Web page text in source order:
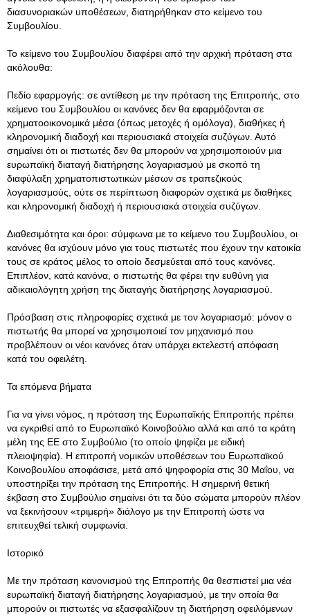
διασυνοριακών υποθέσεων, διατηρήθηκαν στο κείμενο του
Συμβουλίου.
Το κείμενο του Συμβουλίου διαφέρει από την αρχική πρόταση στα
ακόλουθα:
Πεδίο εφαρμογής: σε αντίθεση με την πρόταση της Επιτροπής, στο
κείμενο του Συμβουλίου οι κανόνες δεν θα εφαρμόζονται σε
χρηματοοικονομικά μέσα (όπως μετοχές ή ομόλογα), διαθήκες ή
κληρονομική διαδοχή και περιουσιακά στοιχεία συζύγων. Αυτό
σημαίνει ότι οι πιστωτές δεν θα μπορούν να χρησιμοποιούν μια
ευρωπαϊκή διαταγή διατήρησης λογαριασμού με σκοπό τη
διαφύλαξη χρηματοπιστωτικών μέσων σε τραπεζικούς
λογαριασμούς, ούτε σε περίπτωση διαφορών σχετικά με διαθήκες
και κληρονομική διαδοχή ή περιουσιακά στοιχεία συζύγων.
Διαθεσιμότητα και όροι: σύμφωνα με το κείμενο του Συμβουλίου, οι
κανόνες θα ισχύουν μόνο για τους πιστωτές που έχουν την κατοικία
τους σε κράτος μέλος το οποίο δεσμεύεται από τους κανόνες.
Επιπλέον, κατά κανόνα, ο πιστωτής θα φέρει την ευθύνη για
αδικαιολόγητη χρήση της διαταγής διατήρησης λογαριασμού.
Πρόσβαση στις πληροφορίες σχετικά με τον λογαριασμό: μόνον ο
πιστωτής θα μπορεί να χρησιμοποιεί τον μηχανισμό που
προβλέπουν οι νέοι κανόνες όταν υπάρχει εκτελεστή απόφαση
κατά του οφειλέτη.
Τα επόμενα βήματα
Για να γίνει νόμος, η πρόταση της Ευρωπαϊκής Επιτροπής πρέπει
να εγκριθεί από το Ευρωπαϊκό Κοινοβούλιο αλλά και από τα κράτη
μέλη της ΕΕ στο Συμβούλιο (το οποίο ψηφίζει με ειδική
πλειοψηφία). Η επιτροπή νομικών υποθέσεων του Ευρωπαϊκού
Κοινοβουλίου αποφάσισε, μετά από ψηφοφορία στις 30 Μαΐου, να
υποστηρίξει την πρόταση της Επιτροπής. Η σημερινή θετική
έκβαση στο Συμβούλιο σημαίνει ότι τα δύο σώματα μπορούν πλέον
να ξεκινήσουν «τριμερή» διάλογο με την Επιτροπή ώστε να
επιτευχθεί τελική συμφωνία.
Ιστορικό
Με την πρόταση κανονισμού της Επιτροπής θα θεσπιστεί μια νέα
ευρωπαϊκή διαταγή διατήρησης λογαριασμού, με την οποία θα
μπορούν οι πιστωτές να εξασφαλίζουν τη διατήρηση οφειλόμενων